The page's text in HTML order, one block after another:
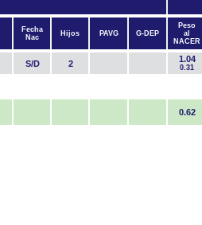
Fecha
Nac
Hijos PAVG G-DEP
Peso
al
NACER
S/D 2 1.04
0.31
0.62